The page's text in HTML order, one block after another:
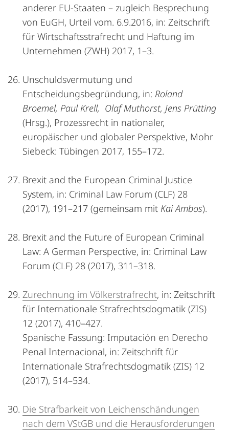
anderer EU-Staaten – zugleich Besprechung
von EuGH, Urteil vom. 6.9.2016, in: Zeitschrift
für Wirtschaftsstrafrecht und Haftung im
Unternehmen (ZWH) 2017, 1–3.
Unschuldsvermutung und
Entscheidungsbegründung, in: Roland
Broemel, Paul Krell, Olaf Muthorst, Jens Prütting
(Hrsg.), Prozessrecht in nationaler,
europäischer und globaler Perspektive, Mohr
Siebeck: Tübingen 2017, 155–172.
Brexit and the European Criminal Justice
System, in: Criminal Law Forum (CLF) 28
(2017), 191–217 (gemeinsam mit Kai Ambos).
Brexit and the Future of European Criminal
Law: A German Perspective, in: Criminal Law
Forum (CLF) 28 (2017), 311–318.
Zurechnung im Völkerstrafrecht, in: Zeitschrift
für Internationale Strafrechtsdogmatik (ZIS)
12 (2017), 410–427.
Spanische Fassung: Imputación en Derecho
Penal Internacional, in: Zeitschrift für
Internationale Strafrechtsdogmatik (ZIS) 12
(2017), 514–534.
Die Strafbarkeit von Leichenschändungen
nach dem VStGB und die Herausforderungen